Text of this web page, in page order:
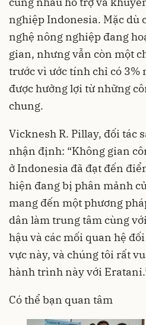
nghiệp Indonesia. Mặc dù
nghệ nông nghiệp đang
gian, nhưng vẫn còn một
trước vì ước tính chỉ có 3%
được hưởng lợi từ những
chung.
Vicknesh R. Pillay, đối tác
nhận định: “Không gian
ở Indonesia đã đạt đến
hiện đang bị phân mảnh
mang đến một phương
dân làm trung tâm cùng
hậu và các mối quan hệ
vực này, và chúng tôi rất
hành trình này với
Có thể bạn quan tâm